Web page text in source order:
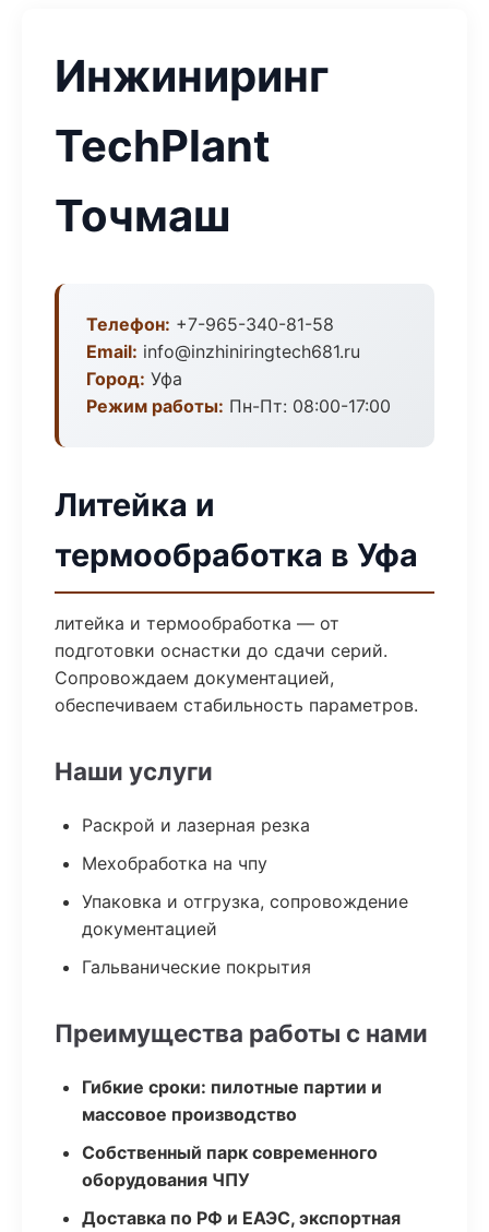
Инжиниринг
TechPlant
Точмаш
Телефон: +7-965-340-81-58
Email: info@inzhiniringtech681.ru
Город: Уфа
Режим работы: Пн-Пт: 08:00-17:00
Литейка и
термообработка в Уфа
литейка и термообработка — от
подготовки оснастки до сдачи серий.
Сопровождаем документацией,
обеспечиваем стабильность параметров.
Наши услуги
Раскрой и лазерная резка
Мехобработка на чпу
Упаковка и отгрузка, сопровождение
документацией
Гальванические покрытия
Преимущества работы с нами
Гибкие сроки: пилотные партии и
массовое производство
Собственный парк современного
оборудования ЧПУ
Доставка по РФ и ЕАЭС, экспортная